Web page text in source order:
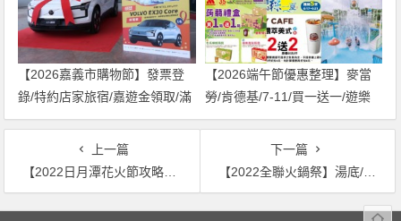
【2026嘉義市購物節】發票登
錄/特約店家旅宿/嘉遊金領取/滿
千送百活動一次看！
【2026端午節優惠整理】麥當
勞/肯德基/7-11/買一送一/遊樂
園活動一次看！
上一篇
【2022日月潭花火節攻略】煙火免費看！無人機時間/觀賞點/接駁車及停車場資訊
下一篇
【2022全聯火鍋祭】湯底/菜盤/海鮮/滷味鍋料優惠總覽，家電鍋具兌換一起看！
文